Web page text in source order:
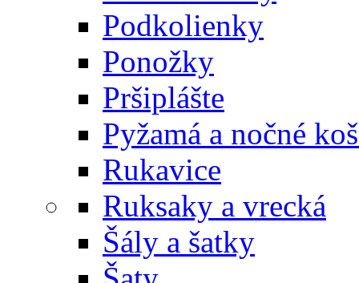
Podkolienky
Ponožky
Pršiplášte
Pyžamá a nočné
Rukavice
Ruksaky a vrecká
Šály a šatky